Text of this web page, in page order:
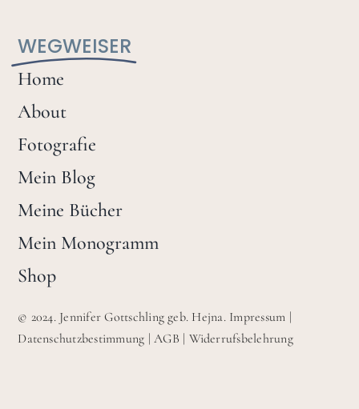
WEGWEISER
Home
About
Fotografie
Mein Blog
Meine Bücher
Mein Monogramm
Shop
© 2024. Jennifer Gottschling geb. Hejna. Impressum |
Datenschutzbestimmung |AGB | Widerrufsbelehrung